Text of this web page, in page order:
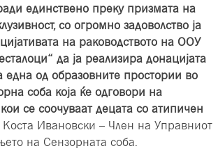
единствено преку призмата на
со огромно задоволство ја
на раководството на ООУ
да ја реализира донацијата
една од образовните простории во
соба која ќе одговори на
се соочуваат децата со атипичен
Коста Ивановски – Член на Управниот
на Сензорната соба.